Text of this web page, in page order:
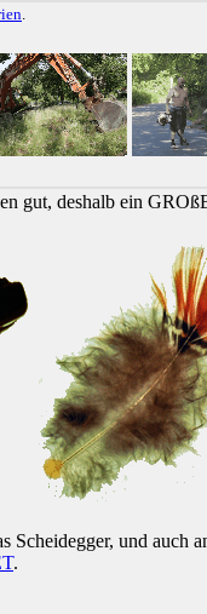
.
gut, deshalb ein
Scheidegger, und auch
.